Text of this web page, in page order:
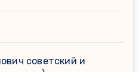
советский и